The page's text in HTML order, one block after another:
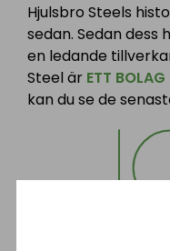
Hjulsbro Steels
sedan. Sedan
en ledande
Steel är ETT
kan du se de